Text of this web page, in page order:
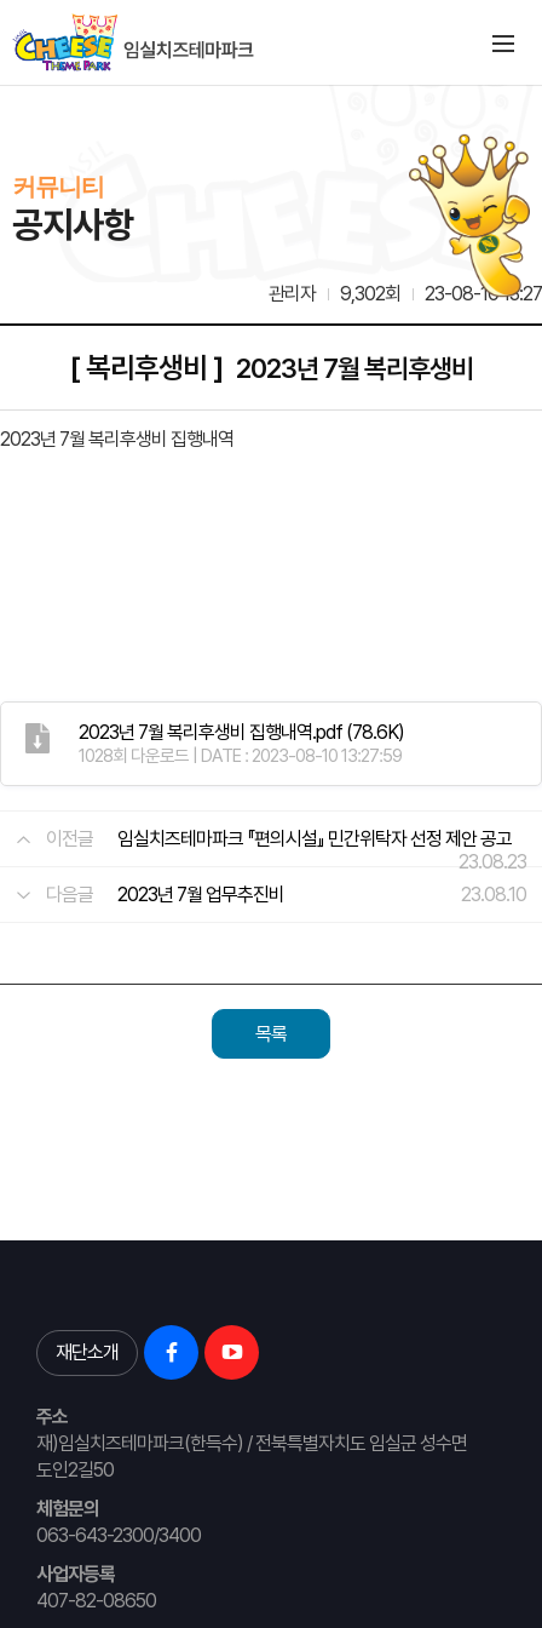
커뮤니티
공지사항
관리자 9,302회 23-08-10 13:27
[ 복리후생비 ] 2023년 7월 복리후생비
2023년 7월 복리후생비 집행내역
2023년 7월 복리후생비 집행내역.pdf (78.6K)
1028회 다운로드 | DATE : 2023-08-10 13:27:59
이전글
임실치즈테마파크 『편의시설』 민간위탁자 선정 제안 공고
23.08.23
다음글
2023년 7월 업무추진비 23.08.10
목록
재단소개
주소
재)임실치즈테마파크(한득수) / 전북특별자치도 임실군 성수면
도인2길50
체험문의
063-643-2300/3400
사업자등록
407-82-08650